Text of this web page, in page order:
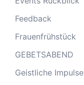
Feedback
Frauenfrühstück
GEBETSABEND
Geistliche Impulse